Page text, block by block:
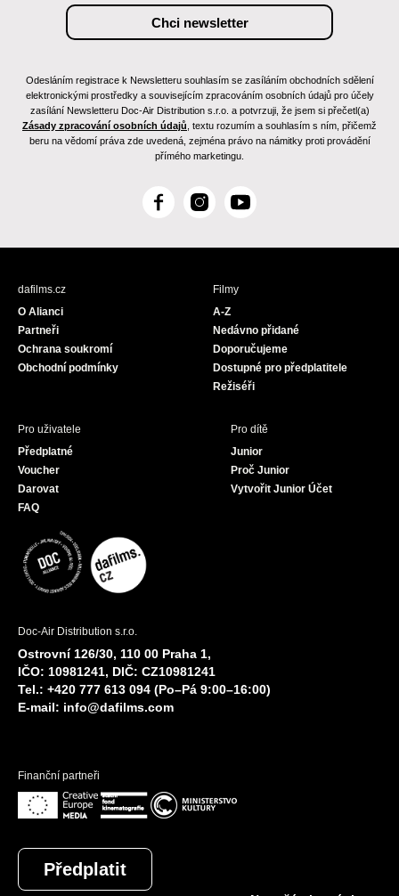
Odesláním registrace k Newsletteru souhlasím se zasíláním obchodních sdělení
elektronickými prostředky a souvisejícím zpracováním osobních údajů pro účely
zasílání Newsletteru Doc-Air Distribution s.r.o. a potvrzuji, že jsem si přečetl(a)
Zásady zpracování osobních údajů , textu rozumím a souhlasím s ním, přičemž
beru na vědomí práva zde uvedená, zejména právo na námitky proti provádění
přímého marketingu.
F
c
I
s
Y
u
dafilms.cz
O Alianci
Partneři
Ochrana soukromí
Obchodní podmínky
Filmy
A-Z
Nedávno přidané
Doporučujeme
Dostupné pro předplatitele
Režiséři
Pro uživatele
Předplatné
Voucher
Darovat
FAQ
Pro dítě
Junior
Proč Junior
Vytvořit Junior Účet
Doc-Air Distribution s.r.o.
Ostrovní 126/30, 110 00 Praha 1,
IČO: 10981241, DIČ: CZ10981241
Tel.: +420 777 613 094 (Po–Pá 9:00–16:00)
E-mail: info@dafilms.com
Finanční partneři
Předplatit